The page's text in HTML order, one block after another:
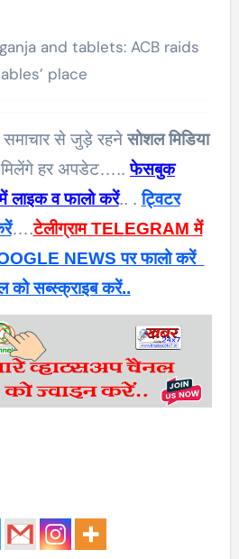
and tablets: ACB raids
place
से जुड़े रहनेसोशल मिडिया
हर अपडेट…..फेसबुक
व फालो करें.. .ट्विटर
….टेलीग्राम TELEGRAM में
NEWS पर फालो करें
को सब्स्क्राइब करें..